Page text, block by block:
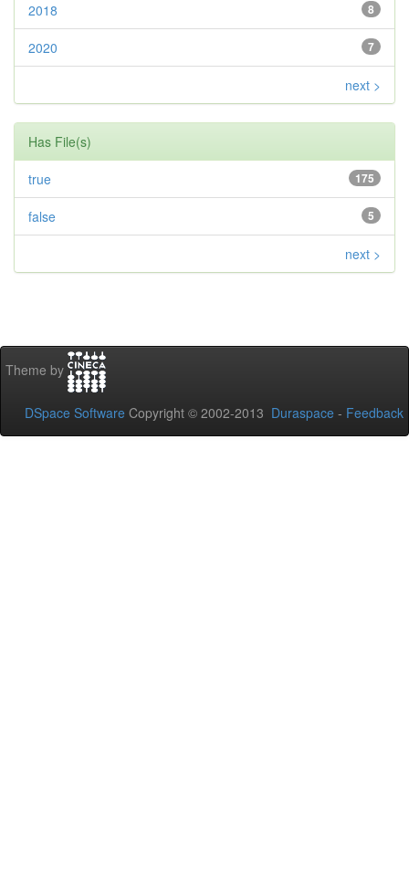
8
2018
7
2020
next >
Has File(s)
175
true
5
false
next >
Theme by
DSpace Software Copyright © 2002-2013 Duraspace - Feedback